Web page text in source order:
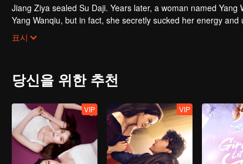
Jiang Ziya sealed Su Daji. Years later, a woman named
Yang Wanqiu, but in fact, she secretly sucked her energy
was injured by Su Daji. At the critical moment, Yang Wanqiu
표시
당신을 위한 추천
VIP VIP